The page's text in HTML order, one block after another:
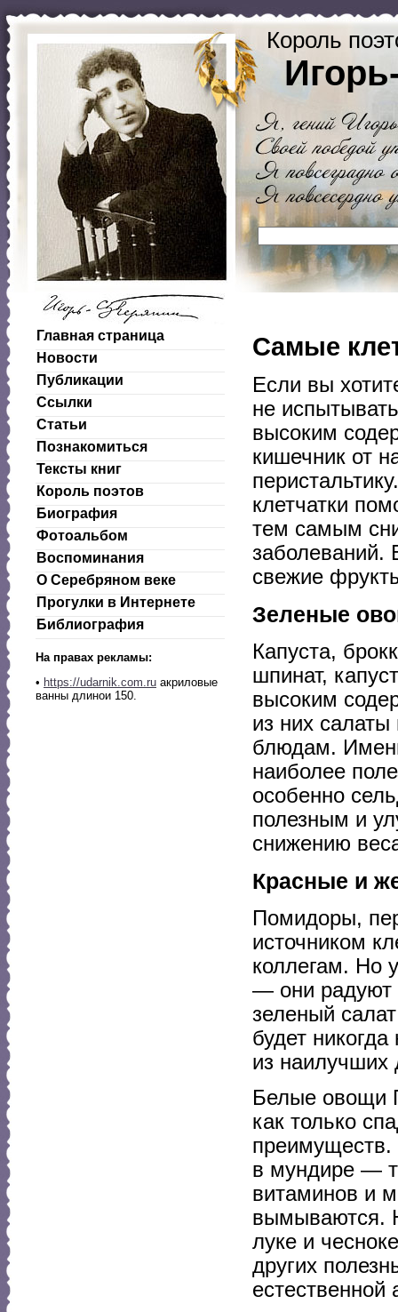
Король
Главная страница
Новости
Публикации
Ссылки
Статьи
Познакомиться
Тексты книг
Король поэтов
Биография
Фотоальбом
Воспоминания
О Серебряном веке
Прогулки в Интернете
Библиография
На правах рекламы:
• https://udarnik.com.ru акриловые
ванны длинои 150.
Самые
Если вы
не
высоким
кишечник от
клетчатки
тем самым
заболеваний.
свежие
Зеленые
Капуста,
шпинат,
высоким
из них салаты
блюдам.
наиболее
особенно
полезным и
снижению
Красные и
Помидоры,
источником
коллегам. Но
— они радуют
зеленый
будет
из наилучших
Белые овощи
как только
преимуществ.
в мундире —
витаминов и
вымываются.
луке и
других